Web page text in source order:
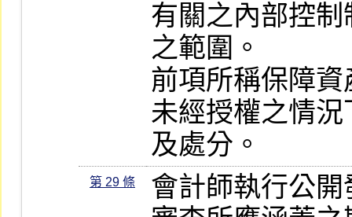
有關之內部控
之範圍。
前項所稱保障
未經授權之情
及處分。
第 29 條
會計師執行公